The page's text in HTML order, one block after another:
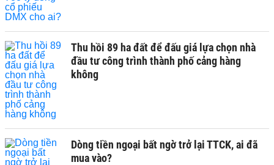
Thu hồi 89 ha đất để đấu giá lựa chọn nhà
đầu tư công trình thành phố cảng hàng
không
Dòng tiền ngoại bất ngờ trở lại TTCK, ai đã
mua vào?